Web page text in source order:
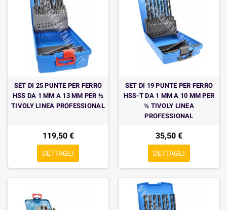
SET DI 25 PUNTE PER FERRO
HSS DA 1 MM A 13 MM PER ½
TIVOLY LINEA PROFESSIONAL
119,50 €
DETTAGLI
SET DI 19 PUNTE PER FERRO
HSS-T DA 1 MM A 10 MM PER
½ TIVOLY LINEA
PROFESSIONAL
35,50 €
DETTAGLI